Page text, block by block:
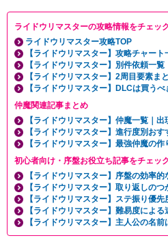
ライドウリマスターの攻略情報をチェッ
ライドウリマスター攻略TOP
【ライドウリマスター】攻略チャート
【ライドウリマスター】別件依頼一覧
【ライドウリマスター】2周目要素ま
【ライドウリマスター】DLCは買うべ
仲魔関連記事まとめ
【ライドウリマスター】仲魔一覧｜出
【ライドウリマスター】進行度別おす
【ライドウリマスター】最強仲魔の作
初心者向け・序盤お役立ち記事をチェッ
【ライドウリマスター】序盤の効率的
【ライドウリマスター】取り返しのつ
【ライドウリマスター】ステ振り優先
【ライドウリマスター】難易度による
【ライドウリマスター】主人公の名前